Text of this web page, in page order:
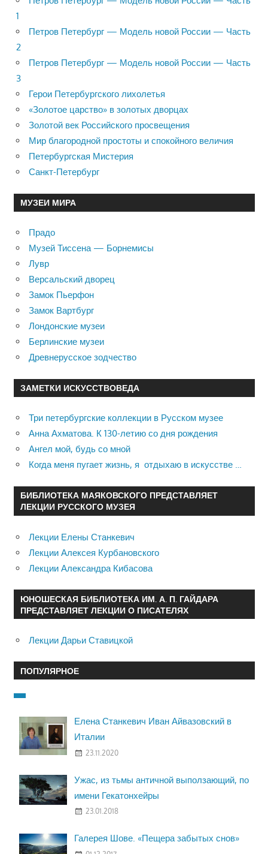
1
Петров Петербург — Модель новой России — Часть
2
Петров Петербург — Модель новой России — Часть
3
Герои Петербургского лихолетья
«Золотое царство» в золотых дворцах
Золотой век Российского просвещения
Мир благородной простоты и спокойного величия
Петербургская Мистерия
Санкт-Петербург
МУЗЕИ МИРА
Прадо
Музей Тиссена — Борнемисы
Лувр
Версальский дворец
Замок Пьерфон
Замок Вартбург
Лондонские музеи
Берлинские музеи
Древнерусское зодчество
ЗАМЕТКИ ИСКУССТВОВЕДА
Три петербургские коллекции в Русском музее
Анна Ахматова. К 130-летию со дня рождения
Ангел мой, будь со мной
Когда меня пугает жизнь, я отдыхаю в искусстве …
БИБЛИОТЕКА МАЯКОВСКОГО ПРЕДСТАВЛЯЕТ
ЛЕКЦИИ РУССКОГО МУЗЕЯ
Лекции Елены Станкевич
Лекции Алексея Курбановского
Лекции Александра Кибасова
ЮНОШЕСКАЯ БИБЛИОТЕКА ИМ. А. П. ГАЙДАРА
ПРЕДСТАВЛЯЕТ ЛЕКЦИИ О ПИСАТЕЛЯХ
Лекции Дарьи Ставицкой
ПОПУЛЯРНОЕ
Елена Станкевич Иван Айвазовский в
Италии
23.11.2020
Ужас, из тьмы античной выползающий, по
имени Гекатонхейры
23.01.2018
Галерея Шове. «Пещера забытых снов»